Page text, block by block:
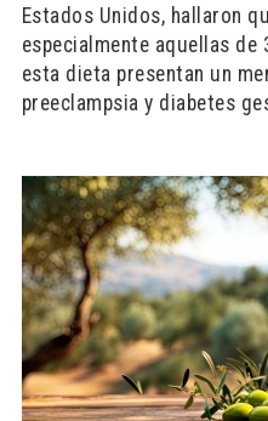
Estados Unidos, hallaron
especialmente aquellas de
esta dieta presentan un
preeclampsia y diabetes